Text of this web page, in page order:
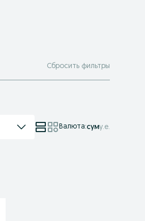
Сбросить фильтры
Валюта:суму.е.